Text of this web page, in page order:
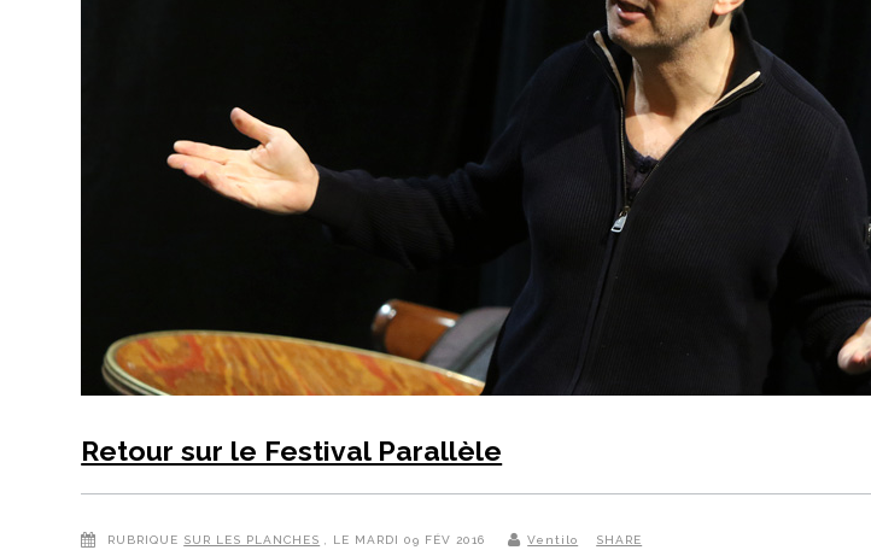
Retour sur le Festival Parallèle
RUBRIQUE SUR LES PLANCHES , LE MARDI 09 FÉV 2016 Ventilo SHARE